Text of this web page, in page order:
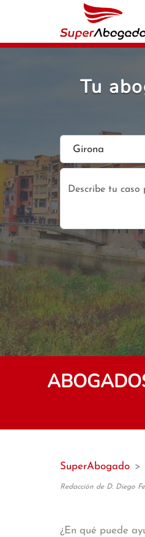
Tu
Girona
SuperAbogado >
Redacción de D. Diego
¿En qué puede